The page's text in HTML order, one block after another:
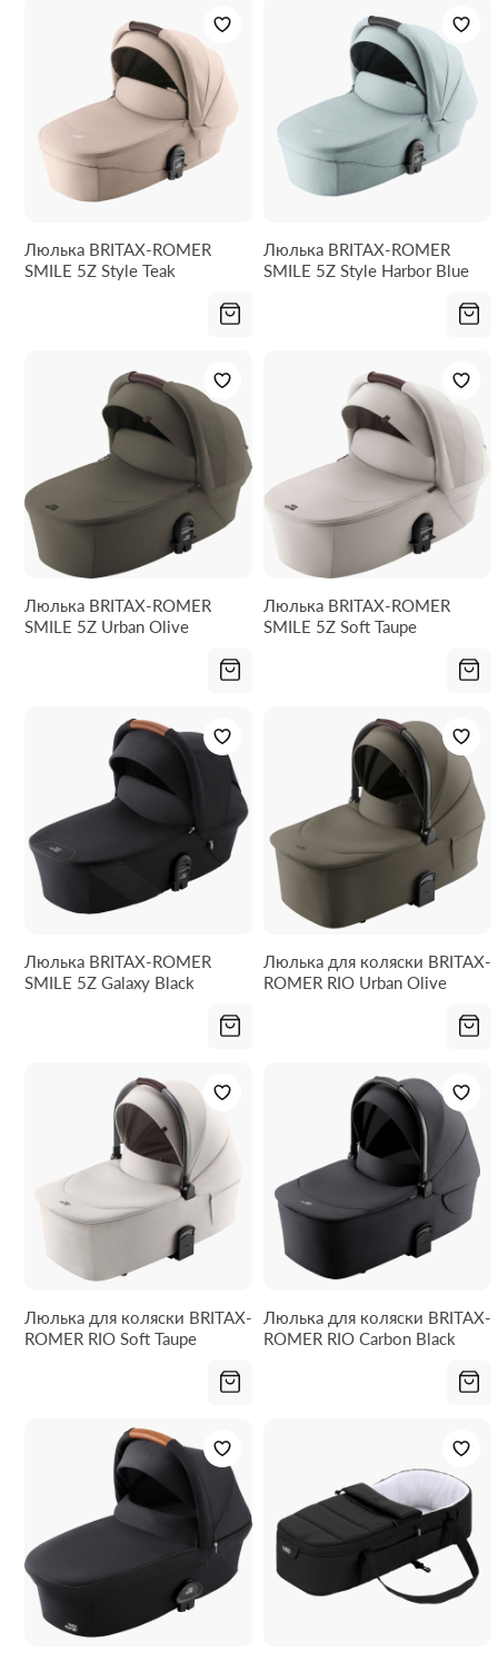
Люлька BRITAX-ROMER
SMILE 5Z Style Teak
Люлька BRITAX-ROMER
SMILE 5Z Style Harbor Blue
Люлька BRITAX-ROMER
SMILE 5Z Urban Olive
Люлька BRITAX-ROMER
SMILE 5Z Soft Taupe
Люлька BRITAX-ROMER
SMILE 5Z Galaxy Black
Люлька для коляски BRITAX-
ROMER RIO Urban Olive
Люлька для коляски BRITAX-
ROMER RIO Soft Taupe
Люлька для коляски BRITAX-
ROMER RIO Carbon Black